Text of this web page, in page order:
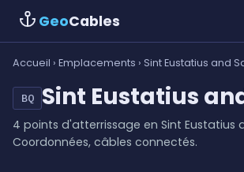
GeoCables
Accueil › Emplacements › Sint Eustatius and
BQ Sint Eustatius
4 points d'atterrissage en Sint Eustatius
Coordonnées, câbles connectés.